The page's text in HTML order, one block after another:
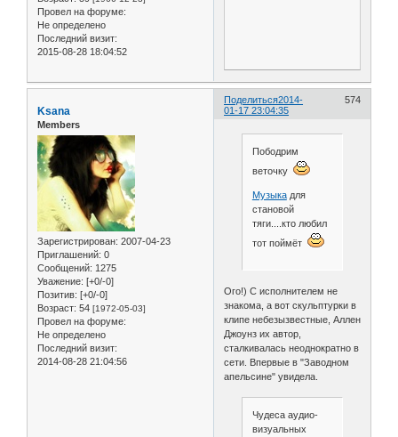
Провел на форуме:
Не определено
Последний визит:
2015-08-28 18:04:52
Поделиться 574
2014-
01-17 23:04:35
Ksana
Members
Зарегистрирован: 2007-04-23
Приглашений: 0
Сообщений: 1275
Уважение: [+0/-0]
Позитив: [+0/-0]
Возраст: 54 [1972-05-03]
Провел на форуме:
Не определено
Последний визит:
2014-08-28 21:04:56
Пободрим
веточку
Музыкадля
становой
тяги....кто любил
тот поймёт
Ого!) С исполнителем не
знакома, а вот скульптурки в
клипе небезызвестные, Аллен
Джоунз их автор,
сталкивалась неоднократно в
сети. Впервые в "Заводном
апельсине" увидела.
Чудеса аудио-
визуальных